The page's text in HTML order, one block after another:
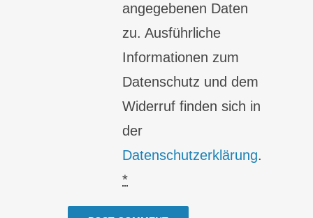
angegebenen Daten
zu. Ausführliche
Informationen zum
Datenschutz und dem
Widerruf finden sich in
der
Datenschutzerklärung.
*